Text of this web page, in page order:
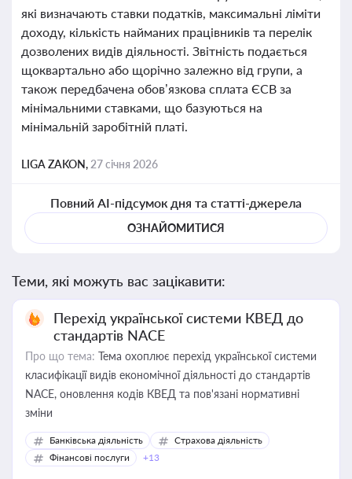
які визначають ставки податків, максимальні ліміти
доходу, кількість найманих працівників та перелік
дозволених видів діяльності. Звітність подається
щоквартально або щорічно залежно від групи, а
також передбачена обов’язкова сплата ЄСВ за
мінімальними ставками, що базуються на
мінімальній заробітній платі.
LIGA ZAKON, 27 січня 2026
Повний AI-підсумок дня та статті-джерела
ОЗНАЙОМИТИСЯ
Теми, які можуть вас зацікавити:
Перехід української системи КВЕД до
стандартів NACE
Про що тема: Тема охоплює перехід української системи
класифікації видів економічної діяльності до стандартів
NACE, оновлення кодів КВЕД та пов'язані нормативні
зміни
Банківська діяльність
Страхова діяльність
Фінансові послуги
+13